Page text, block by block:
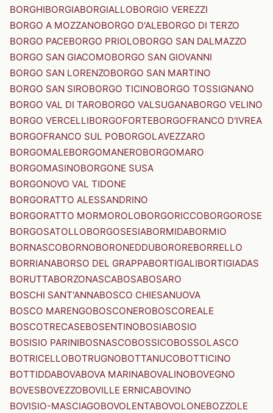
BORGHIBORGIABORGIALLOBORGIO VEREZZI
BORGO A MOZZANOBORGO D'ALEBORGO DI TERZO
BORGO PACEBORGO PRIOLOBORGO SAN DALMAZZO
BORGO SAN GIACOMOBORGO SAN GIOVANNI
BORGO SAN LORENZOBORGO SAN MARTINO
BORGO SAN SIROBORGO TICINOBORGO TOSSIGNANO
BORGO VAL DI TAROBORGO VALSUGANABORGO VELINO
BORGO VERCELLIBORGOFORTEBORGOFRANCO D'IVREA
BORGOFRANCO SUL POBORGOLAVEZZARO
BORGOMALEBORGOMANEROBORGOMARO
BORGOMASINOBORGONE SUSA
BORGONOVO VAL TIDONE
BORGORATTO ALESSANDRINO
BORGORATTO MORMOROLOBORGORICCOBORGOROSE
BORGOSATOLLOBORGOSESIABORMIDABORMIO
BORNASCOBORNOBORONEDDUBOROREBORRELLO
BORRIANABORSO DEL GRAPPABORTIGALIBORTIGIADAS
BORUTTABORZONASCABOSABOSARO
BOSCHI SANT'ANNABOSCO CHIESANUOVA
BOSCO MARENGOBOSCONEROBOSCOREALE
BOSCOTRECASEBOSENTINOBOSIABOSIO
BOSISIO PARINIBOSNASCOBOSSICOBOSSOLASCO
BOTRICELLOBOTRUGNOBOTTANUCOBOTTICINO
BOTTIDDABOVABOVA MARINABOVALINOBOVEGNO
BOVESBOVEZZOBOVILLE ERNICABOVINO
BOVISIO-MASCIAGOBOVOLENTABOVOLONEBOZZOLE